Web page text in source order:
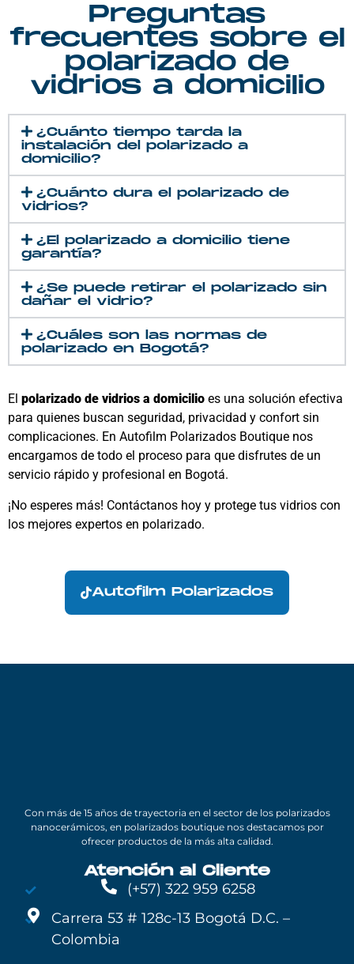
Preguntas
frecuentes sobre el
polarizado de
vidrios a domicilio
¿Cuánto tiempo tarda la
instalación del polarizado a
domicilio?
¿Cuánto dura el polarizado de
vidrios?
¿El polarizado a domicilio tiene
garantía?
¿Se puede retirar el polarizado sin
dañar el vidrio?
¿Cuáles son las normas de
polarizado en Bogotá?
El polarizado de vidrios a domicilio es una solución efectiva
para quienes buscan seguridad, privacidad y confort sin
complicaciones. En Autofilm Polarizados Boutique nos
encargamos de todo el proceso para que disfrutes de un
servicio rápido y profesional en Bogotá.
¡No esperes más! Contáctanos hoy y protege tus vidrios con
los mejores expertos en polarizado.
Autofilm Polarizados
Con más de 15 años de trayectoria en el sector de los polarizados
nanocerámicos, en polarizados boutique nos destacamos por
ofrecer productos de la más alta calidad.
Atención al Cliente
(+57) 322 959 6258
Carrera 53 # 128c-13 Bogotá D.C. –
Colombia